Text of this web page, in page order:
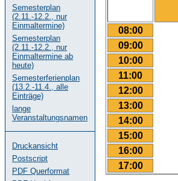
Semesterplan
(2.11.-12.2., nur
Einmaltermine)
Semesterplan
(2.11.-12.2., nur
Einmaltermine ab
heute)
Semesterferienplan
(13.2.-11.4., alle
Einträge)
lange
Veranstaltungsnamen
Druckansicht
Postscript
PDF Querformat
08:00
09:00
10:00
11:00
12:00
13:00
14:00
15:00
16:00
17:00